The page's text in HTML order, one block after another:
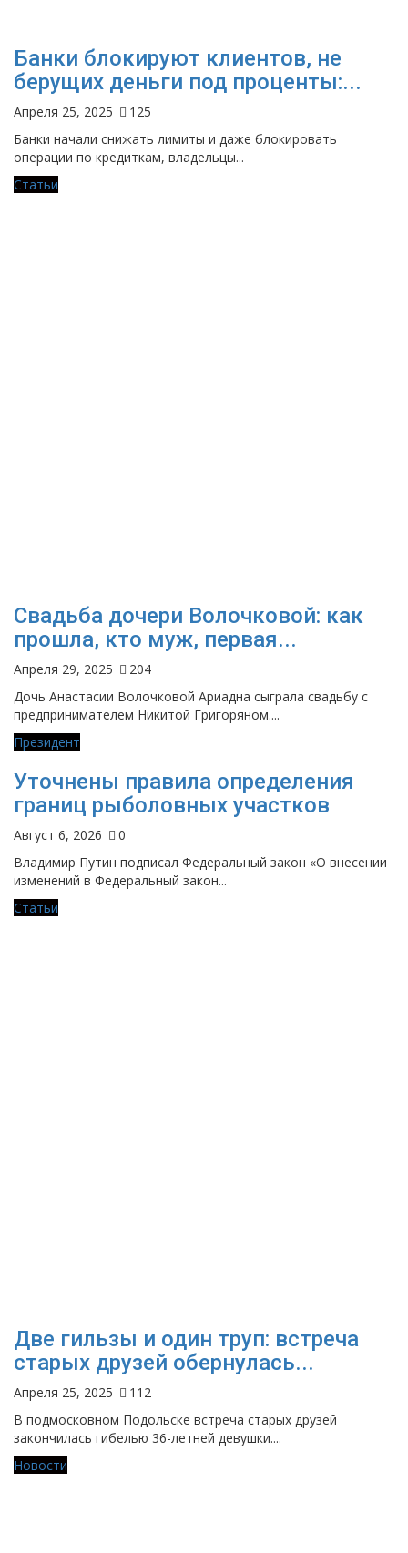
Банки блокируют клиентов, не
берущих деньги под проценты:...
Апреля 25, 2025
125
Банки начали снижать лимиты и даже блокировать
операции по кредиткам, владельцы...
Статьи
Свадьба дочери Волочковой: как
прошла, кто муж, первая...
Апреля 29, 2025
204
Дочь Анастасии Волочковой Ариадна сыграла свадьбу с
предпринимателем Никитой Григоряном....
Президент
Уточнены правила определения
границ рыболовных участков
Август 6, 2026
0
Владимир Путин подписал Федеральный закон «О внесении
изменений в Федеральный закон...
Статьи
Две гильзы и один труп: встреча
старых друзей обернулась...
Апреля 25, 2025
112
В подмосковном Подольске встреча старых друзей
закончилась гибелью 36-летней девушки....
Новости